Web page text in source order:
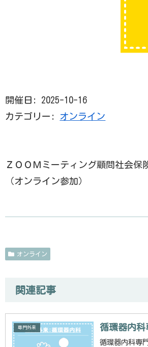
開催日: 2025-10-16
カテゴリー: オンライン
ＺＯＯＭミーティング顧問社会保
（オンライン参加）
オンライン
関連記事
専門外来 循環器内科
循環器内科専